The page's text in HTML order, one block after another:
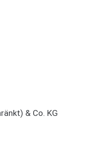
& Co. KG